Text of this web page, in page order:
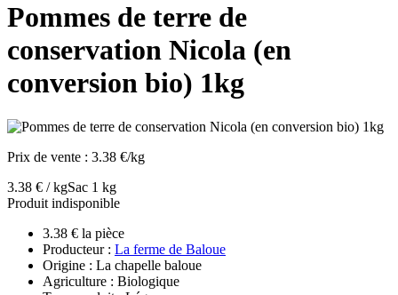
Pommes de terre de
conservation Nicola (en
conversion bio) 1kg
Prix de vente : 3.38 €/kg
3.38 € / kgSac 1 kg
Produit indisponible
3.38 € la pièce
Producteur : La ferme de Baloue
Origine : La chapelle baloue
Agriculture : Biologique